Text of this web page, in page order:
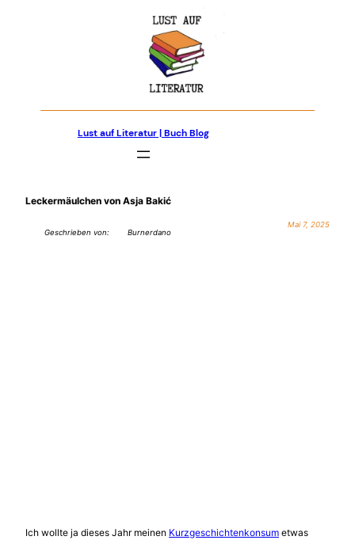
Lust auf Literatur | Buch Blog
Leckermäulchen von Asja Bakić
Geschrieben von: Burnerdano
Mai 7, 2025
Ich wollte ja dieses Jahr meinen Kurzgeschichtenkonsum etwas